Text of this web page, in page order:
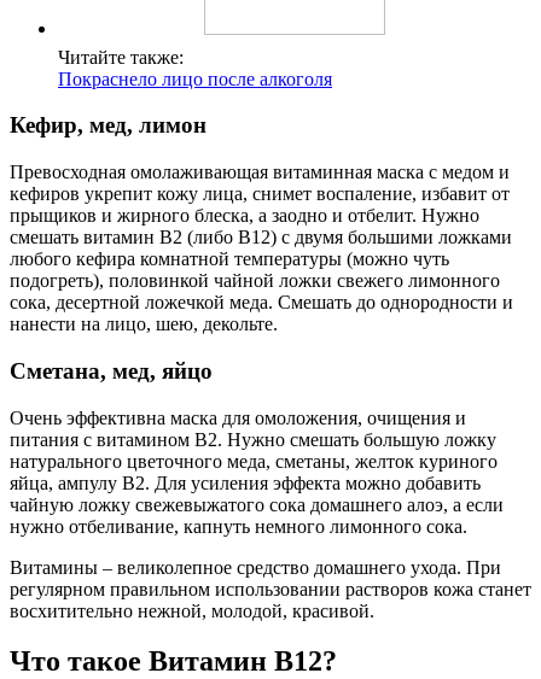
Читайте также:
Покраснело лицо после алкоголя
Кефир, мед, лимон
Превосходная омолаживающая витаминная маска с медом и
кефиров укрепит кожу лица, снимет воспаление, избавит от
прыщиков и жирного блеска, а заодно и отбелит. Нужно
смешать витамин В2 (либо В12) с двумя большими ложками
любого кефира комнатной температуры (можно чуть
подогреть), половинкой чайной ложки свежего лимонного
сока, десертной ложечкой меда. Смешать до однородности и
нанести на лицо, шею, декольте.
Сметана, мед, яйцо
Очень эффективна маска для омоложения, очищения и
питания с витамином В2. Нужно смешать большую ложку
натурального цветочного меда, сметаны, желток куриного
яйца, ампулу В2. Для усиления эффекта можно добавить
чайную ложку свежевыжатого сока домашнего алоэ, а если
нужно отбеливание, капнуть немного лимонного сока.
Витамины – великолепное средство домашнего ухода. При
регулярном правильном использовании растворов кожа станет
восхитительно нежной, молодой, красивой.
Что такое Витамин B12?